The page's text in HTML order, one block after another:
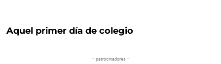
Aquel primer día de colegio
– patrocinadores –